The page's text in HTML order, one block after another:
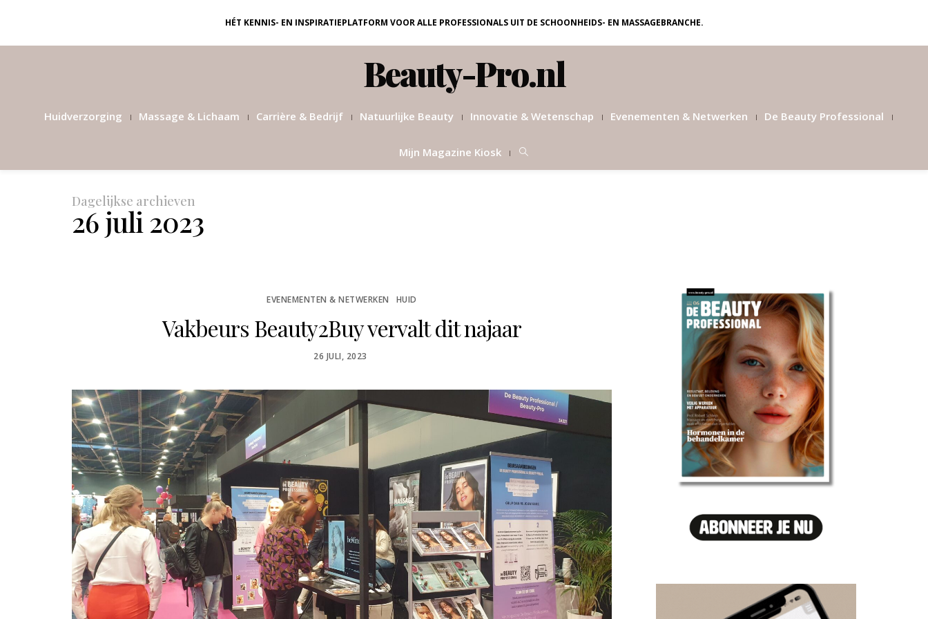
HÉT KENNIS- EN INSPIRATIEPLATFORM VOOR ALLE PROFESSIONALS UIT DE SCHOONHEIDS- EN MASSAGEBRANCHE.
Beauty-Pro.nl
Huidverzorging Massage & Lichaam Carrière & Bedrijf Natuurlijke Beauty Innovatie & Wetenschap Evenementen & Netwerken De Beauty Professional
Mijn Magazine Kiosk
Dagelijkse archieven
26 juli 2023
EVENEMENTEN & NETWERKEN HUID
Vakbeurs Beauty2Buy vervalt dit najaar
POSTED
26 JULI, 2023